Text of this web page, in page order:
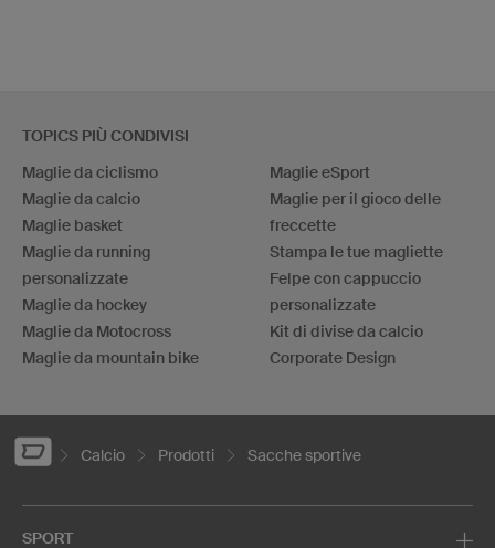
TOPICS PIÙ CONDIVISI
Maglie da ciclismo
Maglie da calcio
Maglie basket
Maglie da running
personalizzate
Maglie da hockey
Maglie da Motocross
Maglie da mountain bike
Maglie eSport
Maglie per il gioco delle
freccette
Stampa le tue magliette
Felpe con cappuccio
personalizzate
Kit di divise da calcio
Corporate Design
Calcio Prodotti Sacche sportive
SPORT